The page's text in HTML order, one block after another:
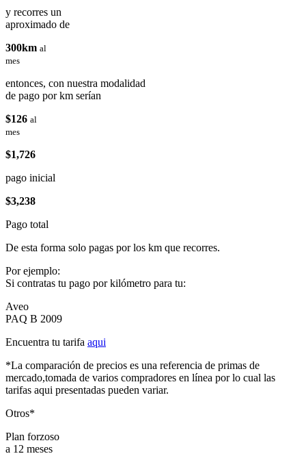
y recorres un
aproximado de
300km al
mes
entonces, con nuestra modalidad
de pago por km serían
$126 al
mes
$1,726
pago inicial
$3,238
Pago total
De esta forma solo pagas por los km que recorres.
Por ejemplo:
Si contratas tu pago por kilómetro para tu:
Aveo
PAQ B 2009
Encuentra tu tarifa aqui
*La comparación de precios es una referencia de primas de
mercado,tomada de varios compradores en línea por lo cual las
tarifas aqui presentadas pueden variar.
Otros*
Plan forzoso
a 12 meses